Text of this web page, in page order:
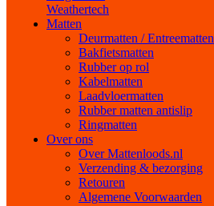
Weathertech
Matten
Deurmatten / Entreematten
Bakfietsmatten
Rubber op rol
Kabelmatten
Laadvloermatten
Rubber matten antislip
Ringmatten
Over ons
Over Mattenloods.nl
Verzending & bezorging
Retouren
Algemene Voorwaarden